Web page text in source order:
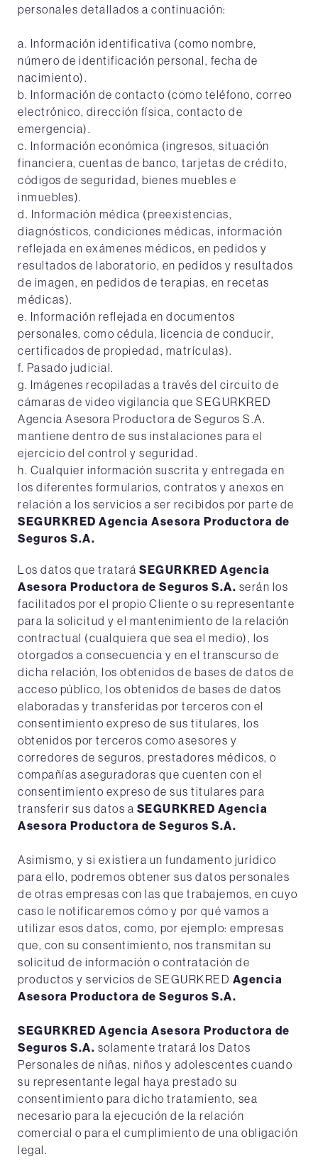
personales detallados a continuación:
a. Información identificativa (como nombre,
número de identificación personal, fecha de
nacimiento).
b. Información de contacto (como teléfono, correo
electrónico, dirección física, contacto de
emergencia).
c. Información económica (ingresos, situación
financiera, cuentas de banco, tarjetas de crédito,
códigos de seguridad, bienes muebles e
inmuebles).
d. Información médica (preexistencias,
diagnósticos, condiciones médicas, información
reflejada en exámenes médicos, en pedidos y
resultados de laboratorio, en pedidos y resultados
de imagen, en pedidos de terapias, en recetas
médicas).
e. Información reflejada en documentos
personales, como cédula, licencia de conducir,
certificados de propiedad, matrículas).
f. Pasado judicial.
g. Imágenes recopiladas a través del circuito de
cámaras de video vigilancia que SEGURKRED
Agencia Asesora Productora de Seguros S.A.
mantiene dentro de sus instalaciones para el
ejercicio del control y seguridad.
h. Cualquier información suscrita y entregada en
los diferentes formularios, contratos y anexos en
relación a los servicios a ser recibidos por parte de
SEGURKRED Agencia Asesora Productora de
Seguros S.A.
Los datos que tratará SEGURKRED Agencia
Asesora Productora de Seguros S.A. serán los
facilitados por el propio Cliente o su representante
para la solicitud y el mantenimiento de la relación
contractual (cualquiera que sea el medio), los
otorgados a consecuencia y en el transcurso de
dicha relación, los obtenidos de bases de datos de
acceso público, los obtenidos de bases de datos
elaboradas y transferidas por terceros con el
consentimiento expreso de sus titulares, los
obtenidos por terceros como asesores y
corredores de seguros, prestadores médicos, o
compañías aseguradoras que cuenten con el
consentimiento expreso de sus titulares para
transferir sus datos a SEGURKRED Agencia
Asesora Productora de Seguros S.A.
Asimismo, y si existiera un fundamento jurídico
para ello, podremos obtener sus datos personales
de otras empresas con las que trabajemos, en cuyo
caso le notificaremos cómo y por qué vamos a
utilizar esos datos, como, por ejemplo: empresas
que, con su consentimiento, nos transmitan su
solicitud de información o contratación de
productos y servicios de SEGURKRED Agencia
Asesora Productora de Seguros S.A.
SEGURKRED Agencia Asesora Productora de
Seguros S.A. solamente tratará los Datos
Personales de niñas, niños y adolescentes cuando
su representante legal haya prestado su
consentimiento para dicho tratamiento, sea
necesario para la ejecución de la relación
comercial o para el cumplimiento de una obligación
legal.